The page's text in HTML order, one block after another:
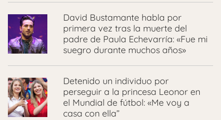
David Bustamante habla por
primera vez tras la muerte del
padre de Paula Echevarría: «Fue mi
suegro durante muchos años»
Detenido un individuo por
perseguir a la princesa Leonor en
el Mundial de fútbol: «Me voy a
casa con ella”